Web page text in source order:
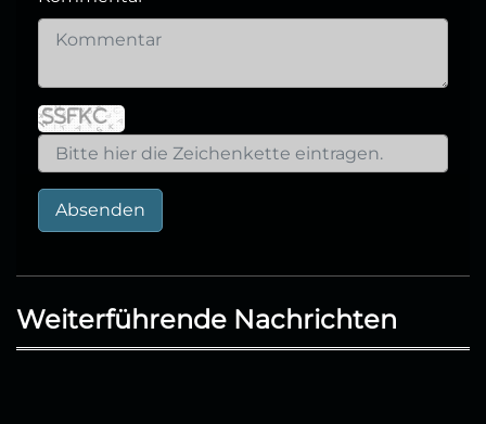
Absenden
Weiterführende Nachrichten